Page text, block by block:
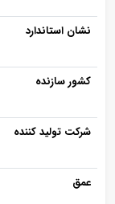
نشان استاندارد
کشور سازنده
شرکت تولید کننده
عمق